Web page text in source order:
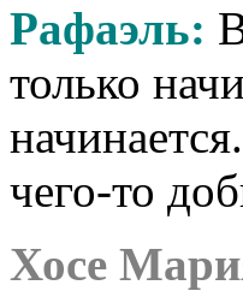
Рафаэль:
только
чего-то
Хосе